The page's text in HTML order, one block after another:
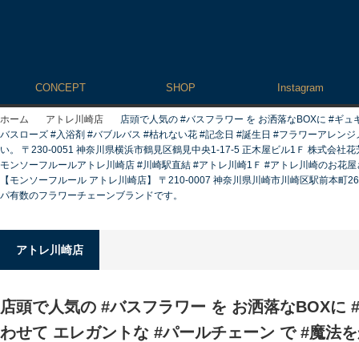
CONCEPT SHOP Instagram
ホーム アトレ川崎店
店頭で人気の #バスフラワー を お洒落なBOXに #ギ
バスローズ #入浴剤 #バブルバス #枯れない花 #記念日 #誕生日 #フラワーア
い。 〒230-0051 神奈川県横浜市鶴見区鶴見中央1-17-5 正木屋ビル1Ｆ 株式会
モンソーフルールアトレ川崎店 #川崎駅直結 #アトレ川崎1Ｆ #アトレ川崎
【モンソーフルール アトレ川崎店】 〒210-0007 神奈川県川崎市川崎区駅
パ有数のフラワーチェーンブランドです。
アトレ川崎店
店頭で人気の #バスフラワー を お洒落なBOXに
わせて エレガントな #パールチェーン で #魔法